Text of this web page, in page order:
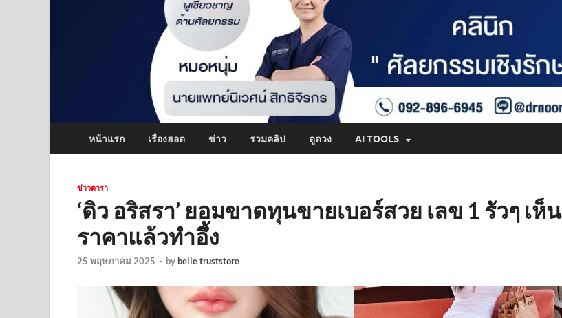
หน้าแรก เรื่องฮอต ข่าว รวมคลิป ดูดวง AI TOOLS
ข่าวดารา
‘ดิว อริสรา’ ยอมขาดทุนขายเบอร์สวย เลข 1 รัวๆ เห็น
ราคาแล้วทำอึ้ง
25 พฤษภาคม 2025 - bybelle truststore